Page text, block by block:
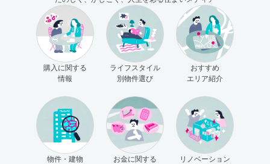
購入に関する
情報
ライフスタイル
別物件選び
おすすめ
エリア紹介
物件・建物
お金に関する
リノベーション